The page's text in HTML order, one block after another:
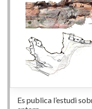
Es publica l’estudi